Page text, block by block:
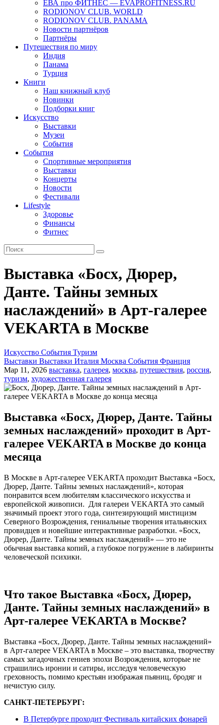
ЕВА про ФИТНЕС — EVAPROFITNESS.RU
RODIONOV CLUB. WORLD
RODIONOV CLUB. PANAMA
Новости партнёров
Партнёры
Путешествия по миру
Индия
Панама
Турция
Книги
Наш книжный клуб
Новинки
Подборки книг
Искусство
Выставки
Музеи
События
События
Спортивные мероприятия
Выставки
Концерты
Новости
Фестивали
Lifestyle
Здоровье
Финансы
Фитнес
Выставка «Босх, Дюрер,
Данте. Тайны земных
наслаждений» в Арт-галерее
VEKARTA в Москве
Искусство События Туризм
Выставки Выставки Италия Москва События Франция
Мар 11, 2026 выставка, галерея, москва, путешествия, россия,
туризм, художественная галерея
Выставка «Босх, Дюрер, Данте. Тайны
земных наслаждений» проходит в Арт-
галерее VEKARTA в Москве до конца
месяца
В Москве в Арт-галерее VEKARTA проходит Выставка «Босх,
Дюрер, Данте. Тайны земных наслаждений», которая
понравится всем любителям классического искусства и
европейской живописи. Для галереи VEKARTA это самый
значимый проект этого года, синтезирующий мистицизм
Северного Возрождения, гениальные творения итальянских
провидцев и новейшие интерактивные разработки. «Босх,
Дюрер, Данте. Тайны земных наслаждений» — это не
обычная выставка копий, а глубокое погружение в лабиринты
человеческой психики.
Что такое Выставка «Босх, Дюрер,
Данте. Тайны земных наслаждений» в
Арт-галерее VEKARTA в Москве?
Выставка «Босх, Дюрер, Данте. Тайны земных наслаждений»
в Арт-галерее VEKARTA в Москве – это выставка, творчеству
самых загадочных гениев эпохи Возрождения, которые не
страшились иронии и сатиры, исследуя человеческую
греховность, помимо крестьян изображая пьяниц, бродяг и
нечистую силу.
САНКТ-ПЕТЕРБУРГ:
В Петербурге проходит Фестиваль китайских фонарей